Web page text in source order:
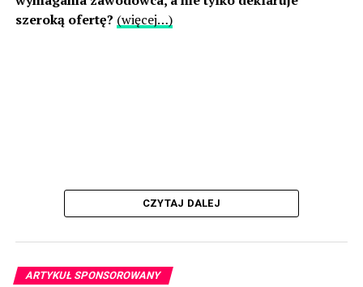
szeroką ofertę? (więcej…)
CZYTAJ DALEJ
ARTYKUŁ SPONSOROWANY